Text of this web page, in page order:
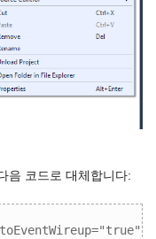
음 코드로 대체합니다: